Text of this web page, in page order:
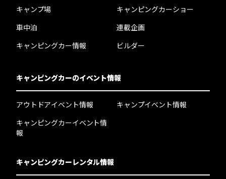
キャンプ場
車中泊
キャンピングカー情報
キャンピングカーショー
連載企画
ビルダー
キャンピングカーのイベント情報
アウトドアイベント情報
キャンピングカーイベント情
報
キャンプイベント情報
キャンピングカーレンタル情報